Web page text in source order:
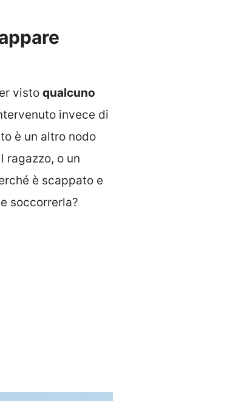
visto qualcuno
invece di
è un altro nodo
ragazzo, o un
è scappato e
soccorrerla?